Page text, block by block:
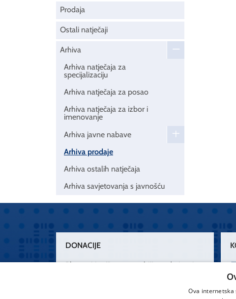
Prodaja
Ostali natječaji
Arhiva
Arhiva natječaja za
specijalizaciju
Arhiva natječaja za posao
Arhiva natječaja za izbor i
imenovanje
Arhiva javne nabave
Arhiva prodaje
Arhiva ostalih natječaja
Arhiva savjetovanja s javnošću
DONACIJE
Plemenitim činom nesebičnog darivanja
„Zarazimo“ se dobrotom, donirajmo od
Ova